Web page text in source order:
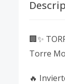
🏢✨
Torre
🔥